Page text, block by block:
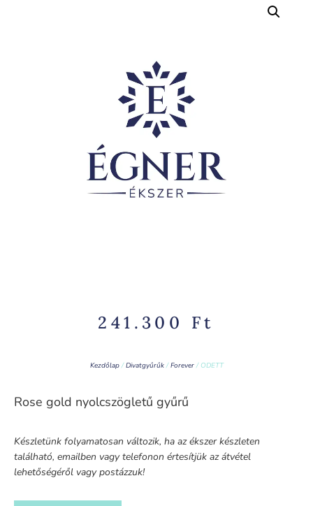
241.300 Ft
Kezdőlap/Divatgyűrűk/Forever/ ODETT
Rose gold nyolcszögletű gyűrű
Készletünk folyamatosan változik, ha az ékszer készleten
található, emailben vagy telefonon értesítjük az átvétel
lehetőségéről vagy postázzuk!